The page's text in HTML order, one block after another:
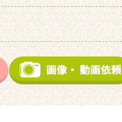
画像・ 動画依頼